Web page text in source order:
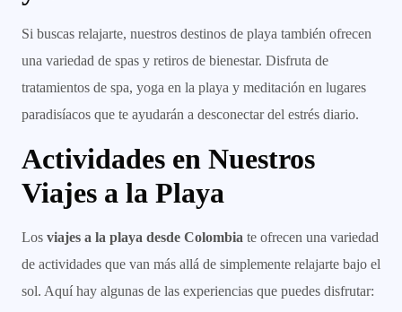
Si buscas relajarte, nuestros destinos de playa también ofrecen
una variedad de spas y retiros de bienestar. Disfruta de
tratamientos de spa, yoga en la playa y meditación en lugares
paradisíacos que te ayudarán a desconectar del estrés diario.
Actividades en Nuestros
Viajes a la Playa
Los viajes a la playa desde Colombia te ofrecen una variedad
de actividades que van más allá de simplemente relajarte bajo el
sol. Aquí hay algunas de las experiencias que puedes disfrutar: